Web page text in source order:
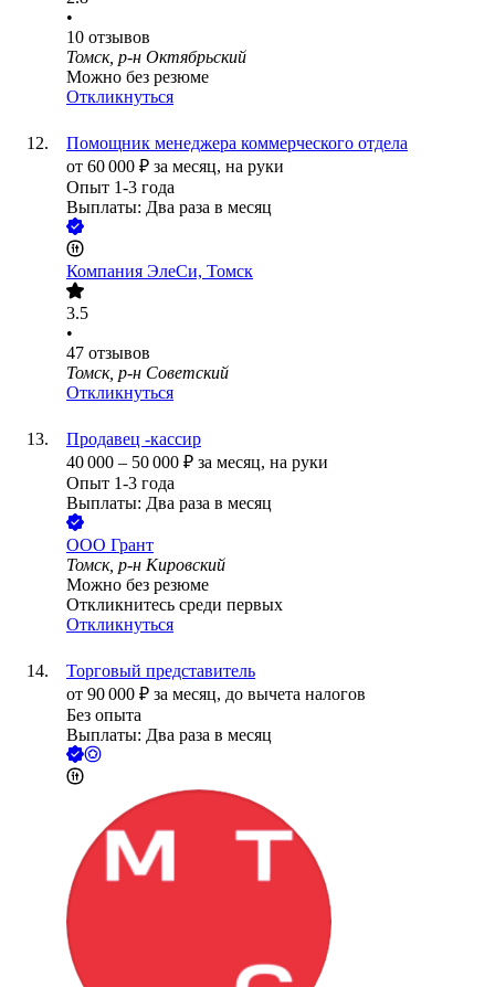
•
10 отзывов
Томск, р-н Октябрьский
Можно без резюме
Откликнуться
Помощник менеджера коммерческого отдела
от 60 000 ₽ за месяц, на руки
Опыт 1-3 года
Выплаты: Два раза в месяц
Компания ЭлеСи, Томск
3.5
•
47 отзывов
Томск, р-н Советский
Откликнуться
Продавец -кассир
40 000 – 50 000 ₽ за месяц, на руки
Опыт 1-3 года
Выплаты: Два раза в месяц
ООО Грант
Томск, р-н Кировский
Можно без резюме
Откликнитесь среди первых
Откликнуться
Торговый представитель
от 90 000 ₽ за месяц, до вычета налогов
Без опыта
Выплаты: Два раза в месяц